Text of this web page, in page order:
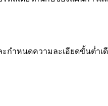
กำหนดความละเอียดขั้นต่ำ